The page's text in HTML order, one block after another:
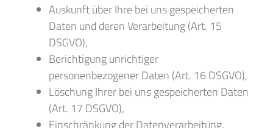
Auskunft über Ihre bei uns gespeicherten
Daten und deren Verarbeitung (Art. 15
DSGVO),
Berichtigung unrichtiger
personenbezogener Daten (Art. 16 DSGVO),
Löschung Ihrer bei uns gespeicherten Daten
(Art. 17 DSGVO),
Einschränkung der Datenverarbeitung,